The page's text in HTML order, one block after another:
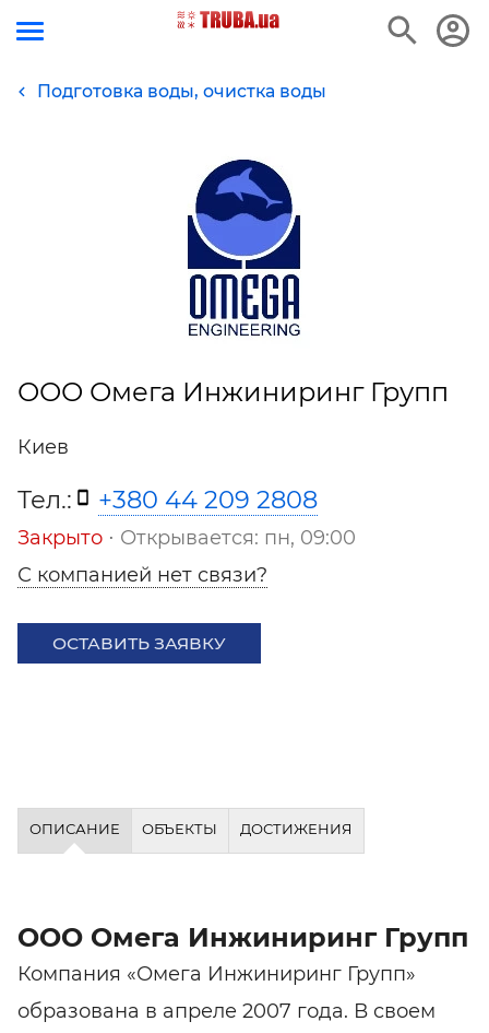
Подготовка воды, очистка воды
ООО Омега Инжиниринг Групп
Киев
Тел.: +380 44 209 2808
Закрыто ⋅ Открывается: пн, 09:00
С компанией нет связи?
ОСТАВИТЬ ЗАЯВКУ
ОПИСАНИЕ ОБЪЕКТЫ ДОСТИЖЕНИЯ
ООО Омега Инжиниринг Групп
Компания «Омега Инжиниринг Групп»
образована в апреле 2007 года. В своем